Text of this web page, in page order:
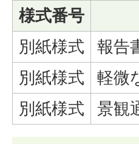
様式番号
別紙様式
報告
別紙様式
軽微
別紙様式
景観